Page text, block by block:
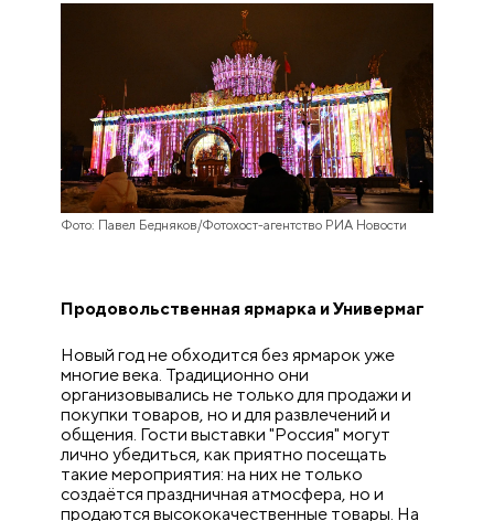
Фото: Павел Бедняков/Фотохост-агентство РИА Новости
Продовольственная ярмарка и Универмаг
Новый год не обходится без ярмарок уже
многие века. Традиционно они
организовывались не только для продажи и
покупки товаров, но и для развлечений и
общения. Гости выставки "Россия" могут
лично убедиться, как приятно посещать
такие мероприятия: на них не только
создаётся праздничная атмосфера, но и
продаются высококачественные товары. На